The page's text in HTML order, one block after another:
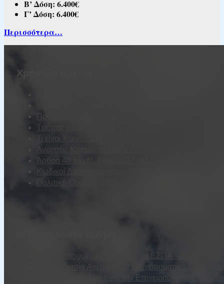
Β’ Δόση: 6.400€
Γ’ Δόση: 6.400€
Περισσότερα…
Χρήσιμα αρχεία
Τρόπος φορολόγησης Ενίσχυσης
Τι είναι Καινοτομία
Ανοιχτός Καταπιστευτικός Λογαριασμός
Άρθρο 40 του Ν. 4488/2017 (Α137/13.09.2017)
Κωδικοί Δραστηριοτήτων (ΣΤΑΚΟΔ)
Πολιτική Cookies (ΕΕ)
Τα Επιδοτούμενα Προγράμματα ΕΣΠΑ – ΔΥΠΑ
Προετοιμασία Ανέργου για Επιχειρηματική
Επιλέξιμες Δαπάνες για την Επιχειρηματικότητα